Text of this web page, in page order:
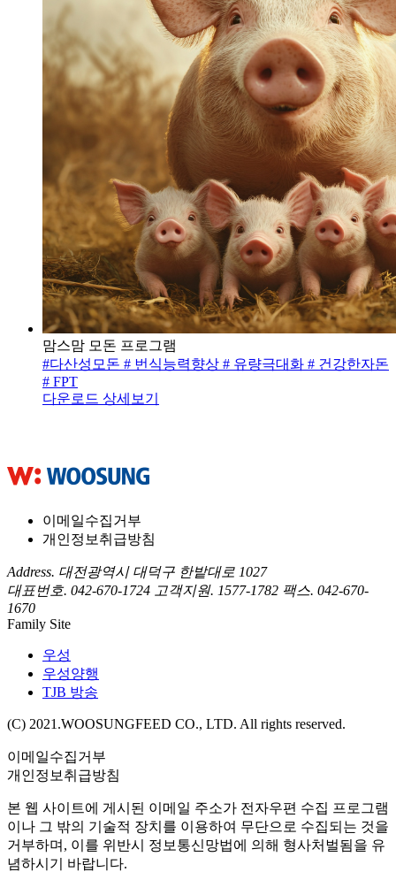
맘스맘 모돈 프로그램
#다산성모돈 # 번식능력향상 # 유량극대화 # 건강한자돈
# FPT
다운로드 상세보기
이메일수집거부
개인정보취급방침
Address. 대전광역시 대덕구 한밭대로 1027
대표번호. 042-670-1724 고객지원. 1577-1782 팩스. 042-670-
1670
Family Site
우성
우성양행
TJB 방송
(C) 2021.WOOSUNGFEED CO., LTD. All rights reserved.
이메일수집거부
개인정보취급방침
본 웹 사이트에 게시된 이메일 주소가 전자우편 수집 프로그램
이나 그 밖의 기술적 장치를 이용하여 무단으로 수집되는 것을
거부하며, 이를 위반시 정보통신망법에 의해 형사처벌됨을 유
념하시기 바랍니다.